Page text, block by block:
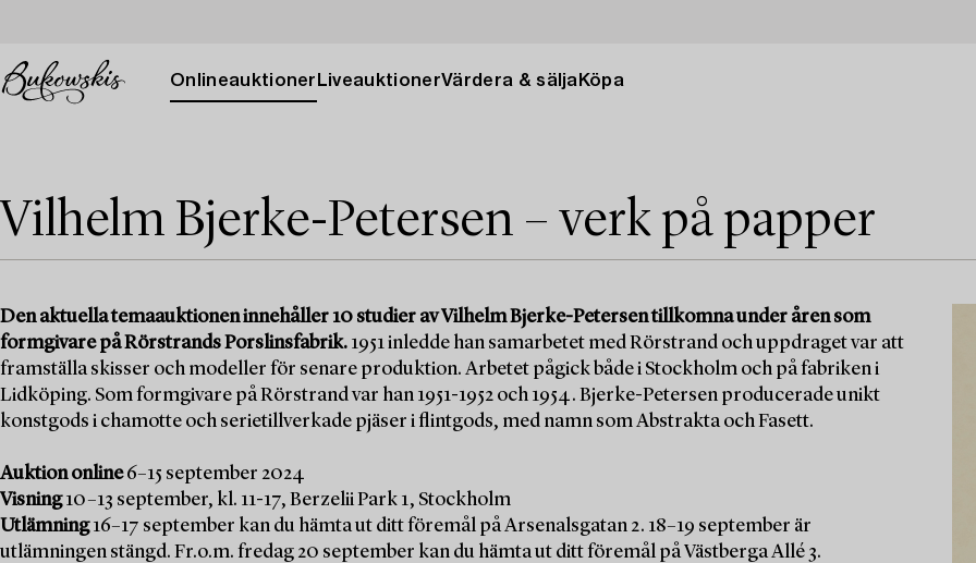
Onlineauktioner LiveauktionerVärdera & sälja Köpa
Vilhelm Bjerke-Petersen – verk på papper
Den aktuella temaauktionen innehåller 10 studier av Vilhelm Bjerke-Petersen tillkomna under åren som
formgivare på Rörstrands Porslinsfabrik. 1951 inledde han samarbetet med Rörstrand och uppdraget var att
framställa skisser och modeller för senare produktion. Arbetet pågick både i Stockholm och på fabriken i
Lidköping. Som formgivare på Rörstrand var han 1951-1952 och 1954. Bjerke-Petersen producerade unikt
konstgods i chamotte och serietillverkade pjäser i flintgods, med namn som Abstrakta och Fasett.
Auktion online6–15 september 2024
Visning10–13 september, kl. 11-17, Berzelii Park 1, Stockholm
Utlämning16–17 september kan du hämta ut ditt föremål på Arsenalsgatan 2. 18–19 september är
utlämningen stängd. Fr.o.m. fredag 20 september kan du hämta ut ditt föremål på Västberga Allé 3.